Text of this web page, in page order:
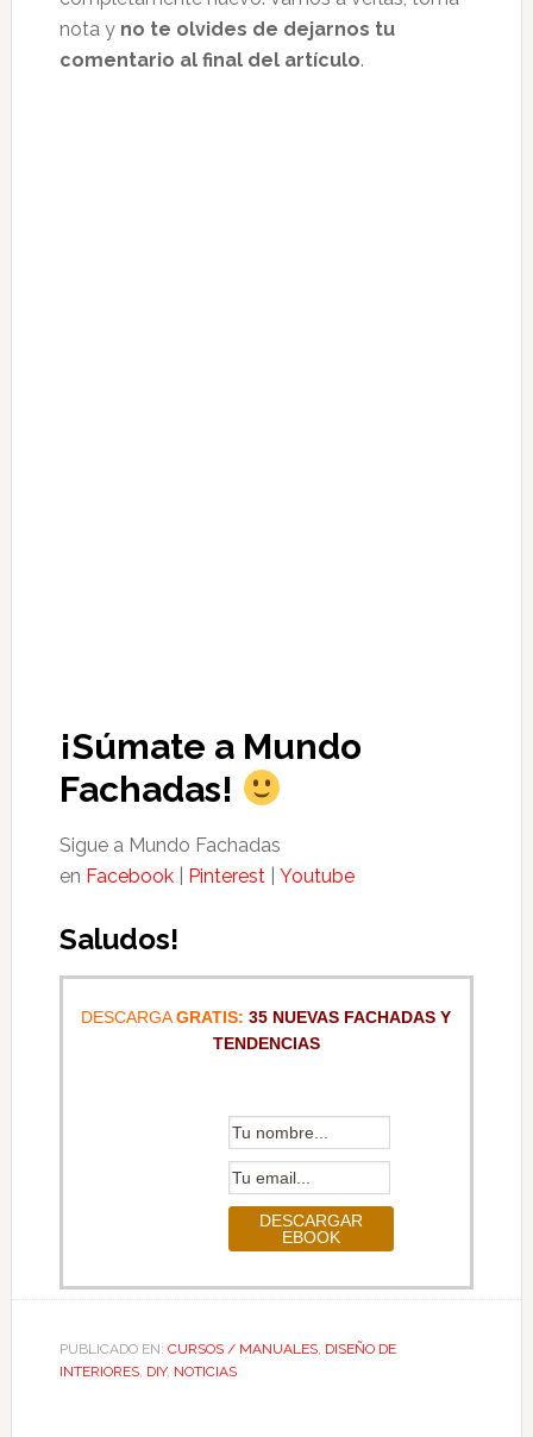
nota y no te olvides de dejarnos tu
comentario al final del artículo.
¡Súmate a Mundo
Fachadas!
Sigue a Mundo Fachadas
en Facebook| Pinterest| Youtube
Saludos!
DESCARGAGRATIS: 35 NUEVAS FACHADAS Y
TENDENCIAS
PUBLICADO EN: CURSOS / MANUALES, DISEÑO DE
INTERIORES, DIY, NOTICIAS